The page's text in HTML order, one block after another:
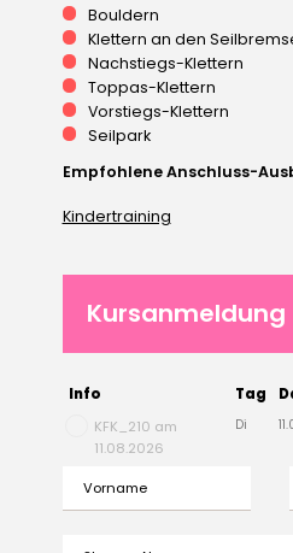
Bouldern
Klettern an den
Nachstiegs-Klettern
Toppas-Klettern
Vorstiegs-Klettern
Seilpark
Empfohlene Anschluss-
Kindertraining
Kursanmeldung
Info Tag
KFK_210 am
11.08.2026
Di